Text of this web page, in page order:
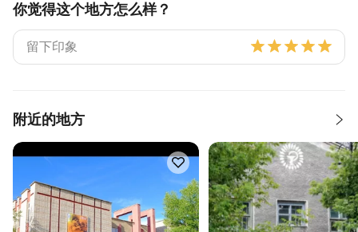
你觉得这个地方怎么样？
附近的地方